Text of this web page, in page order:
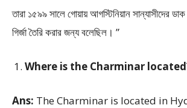
তারা ১৫৯৯ সালে গোয়ায় আগস্টিনিয়ান সান্যাসীদের ডাক
গির্জা তৈরি করার জন্য বলেছিল। ”
Where is the Charminar
Ans: The Charminar is located in